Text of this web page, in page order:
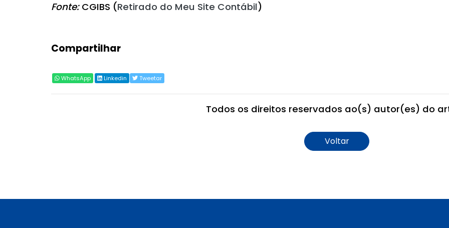
Fonte:CGIBS (Retirado do Meu Site Contábil)
Compartilhar
WhatsApp Linkedin Tweetar
Todos os direitos reservados ao(s) autor(es) do
Voltar